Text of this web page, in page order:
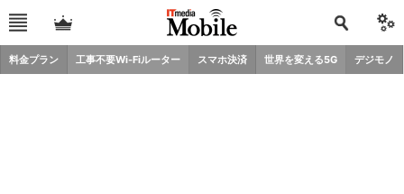
料金プラン 工事不要Wi-Fiルーター スマホ決済 世界を変える5G デジモノ